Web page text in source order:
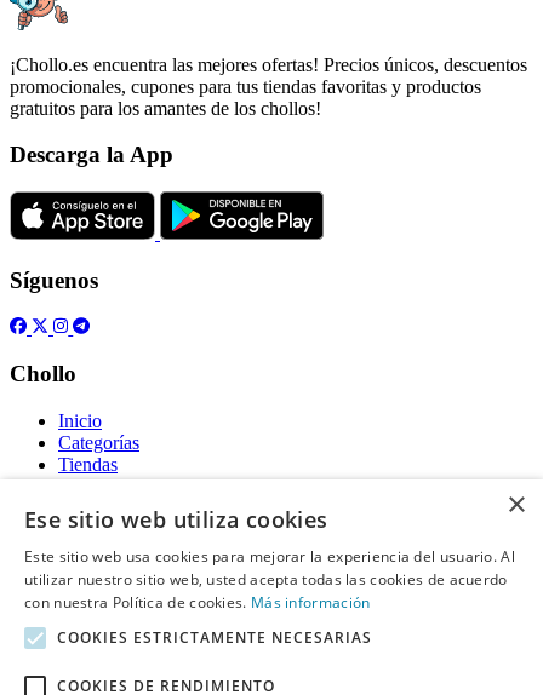
¡Chollo.es encuentra las mejores ofertas! Precios únicos, descuentos
promocionales, cupones para tus tiendas favoritas y productos
gratuitos para los amantes de los chollos!
Descarga la App
Síguenos
Chollo
Inicio
Categorías
Tiendas
Gratis
Acerca de
Sobre nosotros
Contacto
Información legal
×
Ese sitio web utiliza cookies
Este sitio web usa cookies para mejorar la experiencia del usuario. Al
utilizar nuestro sitio web, usted acepta todas las cookies de acuerdo
con nuestra Política de cookies. Más información
COOKIES ESTRICTAMENTE NECESARIAS
COOKIES DE RENDIMIENTO